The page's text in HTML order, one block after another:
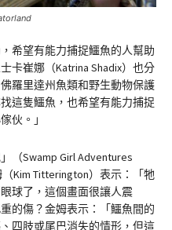
希望有能力捕捉鱷魚的人幫助
卡崔娜（Katrina Shadix）也分
羅里達州魚類和野生動物保護
這隻鱷魚，也希望有能力捕捉
伙。」
（Swamp Girl Adventures
Kim Titterington）表示：「牠
球了，這個畫面很讓人震
的傷？金姆表示：「鱷魚間的
四肢或尾巴消失的情形，但這